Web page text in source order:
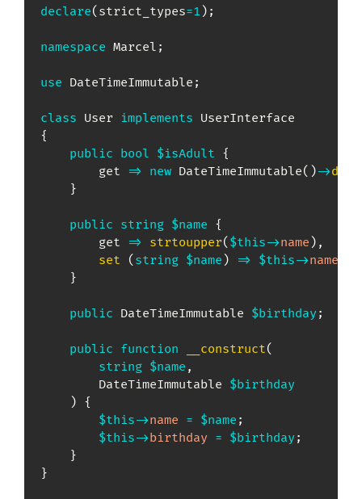
declare( strict_types=1 ) ;
namespace Marcel ;
use DateTimeImmutable ;
class User implements UserInterface
{
public bool $isAdult {
        get
=> new DateTimeImmutable( )->diff
}
public string $name {
        get
=> strtoupper( $this->name ) ,
set
( string $name ) => $this->name
}
public DateTimeImmutable $birthday ;
public function __construct(
string $name ,
DateTimeImmutable $birthday
) {
$this->name = $name ;
$this->birthday = $birthday ;
}
}